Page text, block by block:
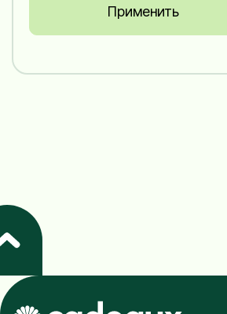
Применить